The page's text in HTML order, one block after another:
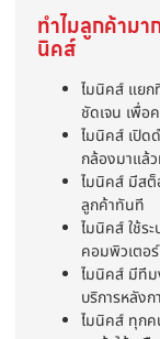
ทำไมลูกค้ามา
นิคส์
ไมนิคส์ แยก
ชัดเจน เพื่อ
ไมนิคส์ เปิด
กล้องมาแล้
ไมนิคส์ มีส
ลูกค้าทันที
ไมนิคส์ ใช้ร
คอมพิวเตอ
ไมนิคส์ มีทีม
บริการหลัง
ไมนิคส์ ทุกค